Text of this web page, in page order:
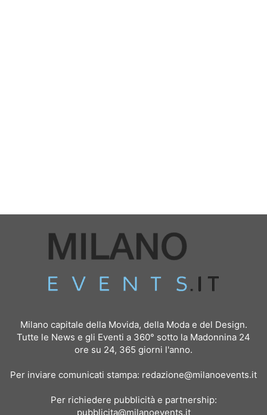
Milano capitale della Movida, della Moda e del Design.
Tutte le News e gli Eventi a 360° sotto la Madonnina 24
ore su 24, 365 giorni l'anno.
Per inviare comunicati stampa: redazione@milanoevents.it
Per richiedere pubblicità e partnership:
pubblicita@milanoevents.it